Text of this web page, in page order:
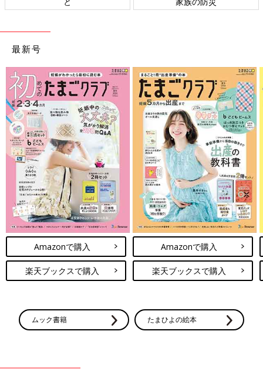
最新号
Amazonで購入
楽天ブックスで購入
Amazonで購入
楽天ブックスで購入
ムック書籍 たまひよの絵本